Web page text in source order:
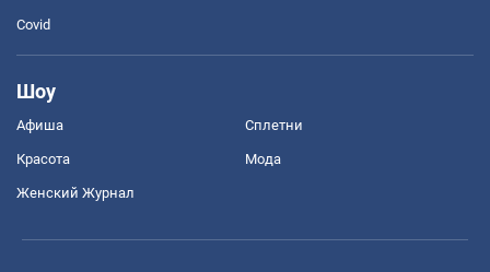
Covid
Шоу
Афиша Сплетни
Красота Мода
Женский Журнал